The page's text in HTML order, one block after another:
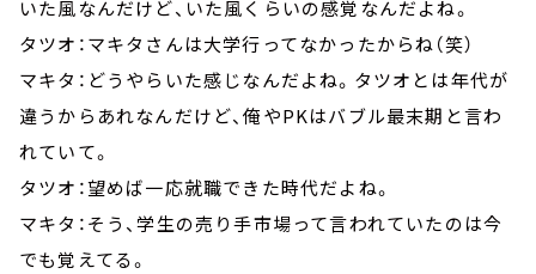
いた風なんだけど、いた風くらいの感覚なんだよね。
タツオ：マキタさんは大学行ってなかったからね（笑）
マキタ：どうやらいた感じなんだよね。タツオとは年代が
違うからあれなんだけど、俺やPKはバブル最末期と言わ
れていて。
タツオ：望めば一応就職できた時代だよね。
マキタ：そう、学生の売り手市場って言われていたのは今
でも覚えてる。